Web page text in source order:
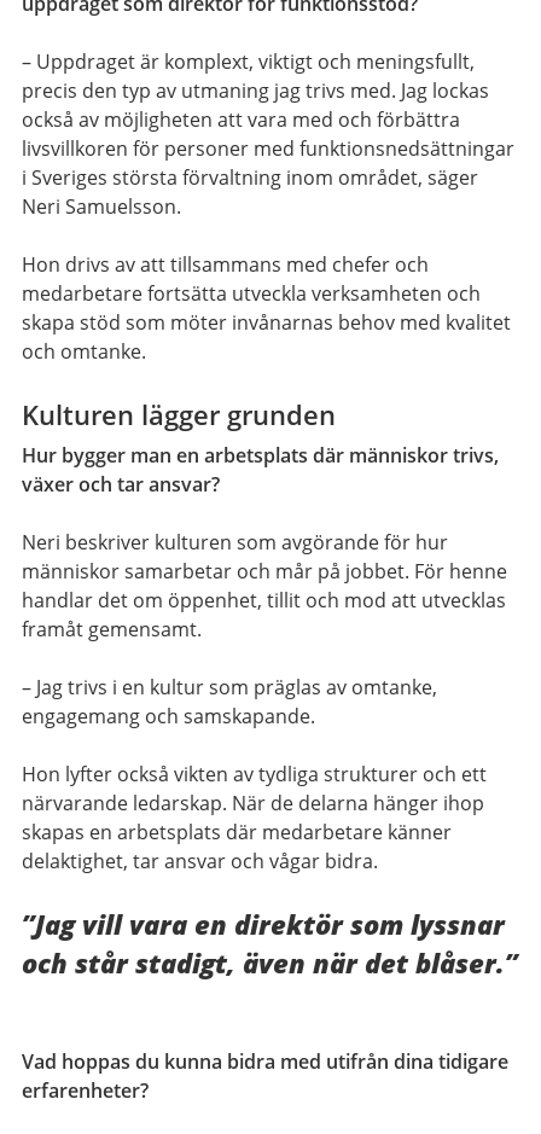
– Uppdraget är komplext, viktigt och meningsfullt,
precis den typ av utmaning jag trivs med. Jag lockas
också av möjligheten att vara med och förbättra
livsvillkoren för personer med funktionsnedsättningar
i Sveriges största förvaltning inom området, säger
Neri Samuelsson.
Hon drivs av att tillsammans med chefer och
medarbetare fortsätta utveckla verksamheten och
skapa stöd som möter invånarnas behov med kvalitet
och omtanke.
Kulturen lägger grunden
Hur bygger man en arbetsplats där människor trivs,
växer och tar ansvar?
Neri beskriver kulturen som avgörande för hur
människor samarbetar och mår på jobbet. För henne
handlar det om öppenhet, tillit och mod att utvecklas
framåt gemensamt.
– Jag trivs i en kultur som präglas av omtanke,
engagemang och samskapande.
Hon lyfter också vikten av tydliga strukturer och ett
närvarande ledarskap. När de delarna hänger ihop
skapas en arbetsplats där medarbetare känner
delaktighet, tar ansvar och vågar bidra.
”Jag vill vara en direktör som lyssnar
och står stadigt, även när det blåser.”
Vad hoppas du kunna bidra med utifrån dina tidigare
erfarenheter?